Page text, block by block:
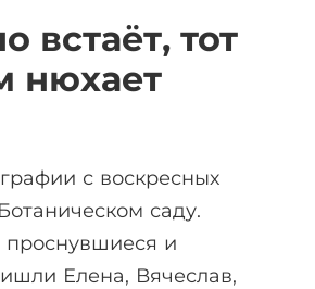
встаёт, тот
нюхает
с воскресных
саду.
проснувшиеся и
Елена, Вячеслав,